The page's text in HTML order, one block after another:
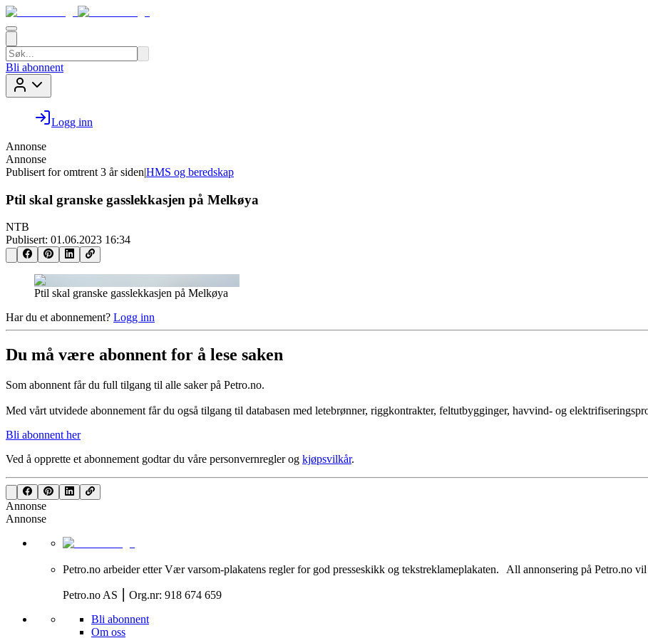
Bli abonnent
Logg inn
Annonse
Annonse
Publisert for omtrent 3 år siden|HMS og beredskap
Ptil skal granske gasslekkasjen på Melkøya
NTB
Publisert: 01.06.2023 16:34
Ptil skal granske gasslekkasjen på Melkøya
Har du et abonnement? Logg inn
Du må være abonnent for å lese saken
Som abonnent får du full tilgang til alle saker på Petro.no.
Med vårt utvidede abonnement får du også tilgang til databasen med letebrønner, riggkontrakter, feltutbygginger, havvind- og
Bli abonnent her
Ved å opprette et abonnement godtar du våre personvernreglerog kjøpsvilkår.
Annonse
Annonse
Petro.no arbeider etter Vær varsom-plakatens regler for god presseskikk og tekstreklameplakaten. All annonsering på Petro.no
Petro.no AS ⎮ Org.nr: 918 674 659
Bli abonnent
Om oss